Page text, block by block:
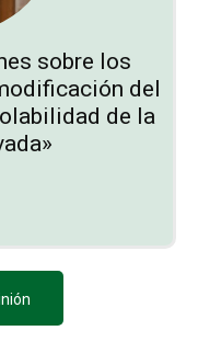
sobre los
del
de la